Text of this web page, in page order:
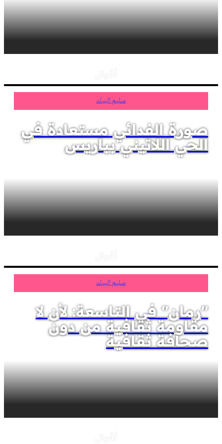
سليم البيك
صورة الفدائي مستعادة في
الحي اللاتيني بباريس
سليم البيك
"رمان" في التاسعة: لأن لا
مقاومة ثقافية من دون
صحافة ثقافية